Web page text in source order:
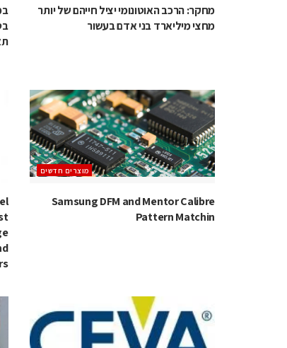
מחקר: הרכב האוטונומי יציל חייהם של יותר
מחצי מיליארד בני אדם בעשור
מוצרים חדשים
Samsung DFM and Mentor Calibre
Pattern Matchin